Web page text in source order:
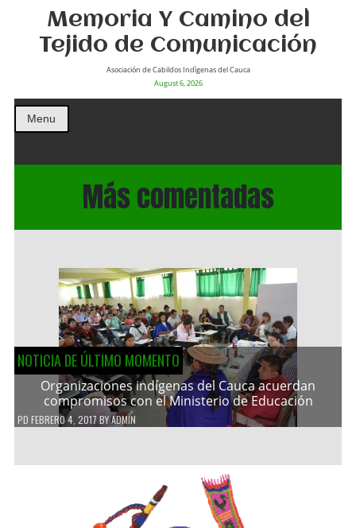
Memoria Y Camino del
Tejido de Comunicación
Asociación de Cabildos Indìgenas del Cauca
August 6, 2026
Menu
Más comentadas
NOTICIA DE ÚLTIMO MOMENTO
Organizaciones indígenas del Cauca acuerdan
compromisos con el Ministerio de Educación
PD FEBRERO 4, 2017 BYADMIN